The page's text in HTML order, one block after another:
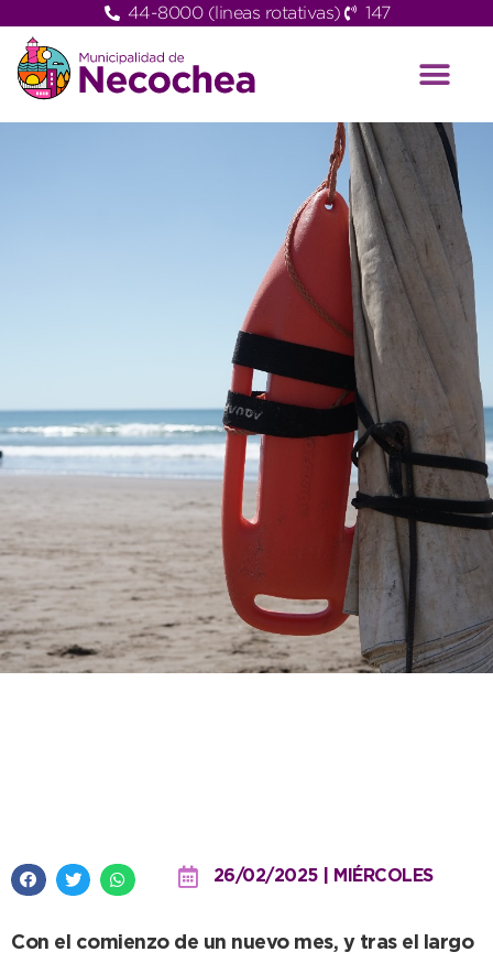
44-8000 (lineas rotativas) 147
26/02/2025 | MIÉRCOLES
Con el comienzo de un nuevo mes, y tras el largo